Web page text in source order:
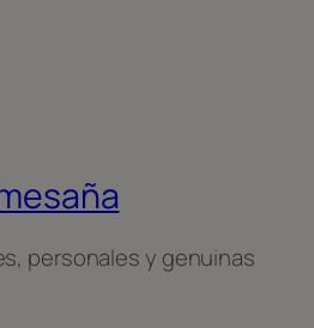
personales y genuinas